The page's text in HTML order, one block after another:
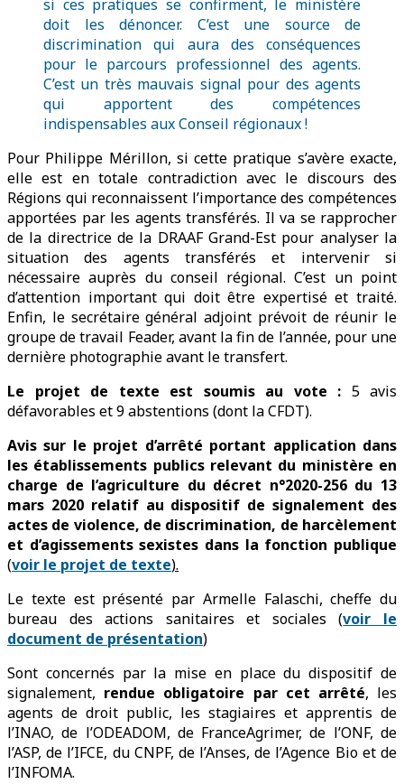
si ces pratiques se confirment, le ministère
doit les dénoncer. C’est une source de
discrimination qui aura des conséquences
pour le parcours professionnel des agents.
C’est un très mauvais signal pour des agents
qui apportent des compétences
indispensables aux Conseil régionaux !
Pour Philippe Mérillon, si cette pratique s’avère exacte,
elle est en totale contradiction avec le discours des
Régions qui reconnaissent l’importance des compétences
apportées par les agents transférés. Il va se rapprocher
de la directrice de la DRAAF Grand-Est pour analyser la
situation des agents transférés et intervenir si
nécessaire auprès du conseil régional. C’est un point
d’attention important qui doit être expertisé et traité.
Enfin, le secrétaire général adjoint prévoit de réunir le
groupe de travail Feader, avant la fin de l’année, pour une
dernière photographie avant le transfert.
Le projet de texte est soumis au vote : 5 avis
défavorables et 9 abstentions (dont la CFDT).
Avis sur le projet d’arrêté portant application dans
les établissements publics relevant du ministère en
charge de l’agriculture du décret n°2020-256 du 13
mars 2020 relatif au dispositif de signalement des
actes de violence, de discrimination, de harcèlement
et d’agissements sexistes dans la fonction publique
(voir le projet de texte).
Le texte est présenté par Armelle Falaschi, cheffe du
bureau des actions sanitaires et sociales (voir le
document de présentation)
Sont concernés par la mise en place du dispositif de
signalement, rendue obligatoire par cet arrêté, les
agents de droit public, les stagiaires et apprentis de
l’INAO, de l’ODEADOM, de FranceAgrimer, de l’ONF, de
l’ASP, de l’IFCE, du CNPF, de l’Anses, de l’Agence Bio et de
l’INFOMA.